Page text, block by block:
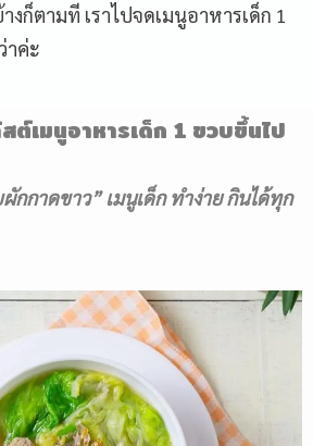
งก็ตามที เราไปจดเมนูอาหารเด็ก 1
าค่ะ
ต์เมนูอาหารเด็ก 1 ขวบขึ้นไป
กกาดขาว”เมนูเด็กทำง่าย กินได้ทุก